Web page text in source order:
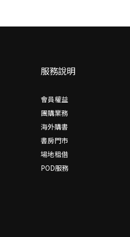
服務說明
會員權益
團購業務
海外購書
書房門市
場地租借
POD服務